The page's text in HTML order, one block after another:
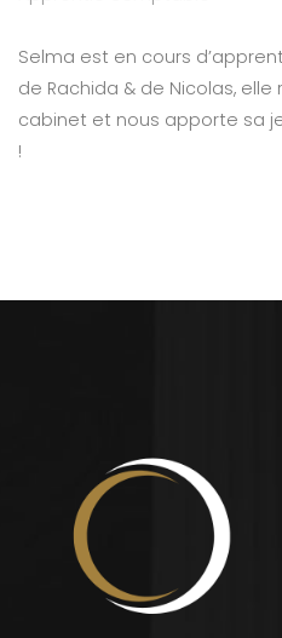
Selma est en cours
de Rachida & de Nicolas,
cabinet et nous apporte sa
!